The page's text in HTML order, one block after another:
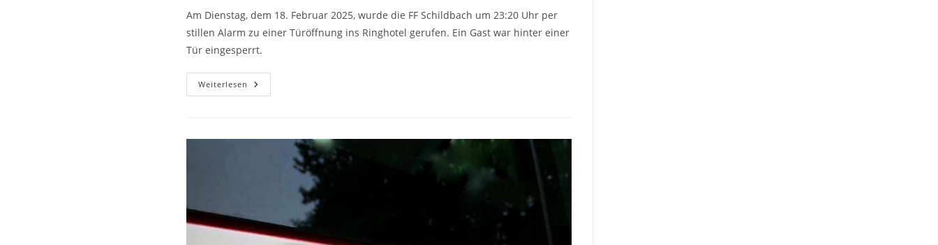
Am Dienstag, dem 18. Februar 2025, wurde die FF Schildbach um 23:20 Uhr per
stillen Alarm zu einer Türöffnung ins Ringhotel gerufen. Ein Gast war hinter einer
Tür eingesperrt.
Weiterlesen